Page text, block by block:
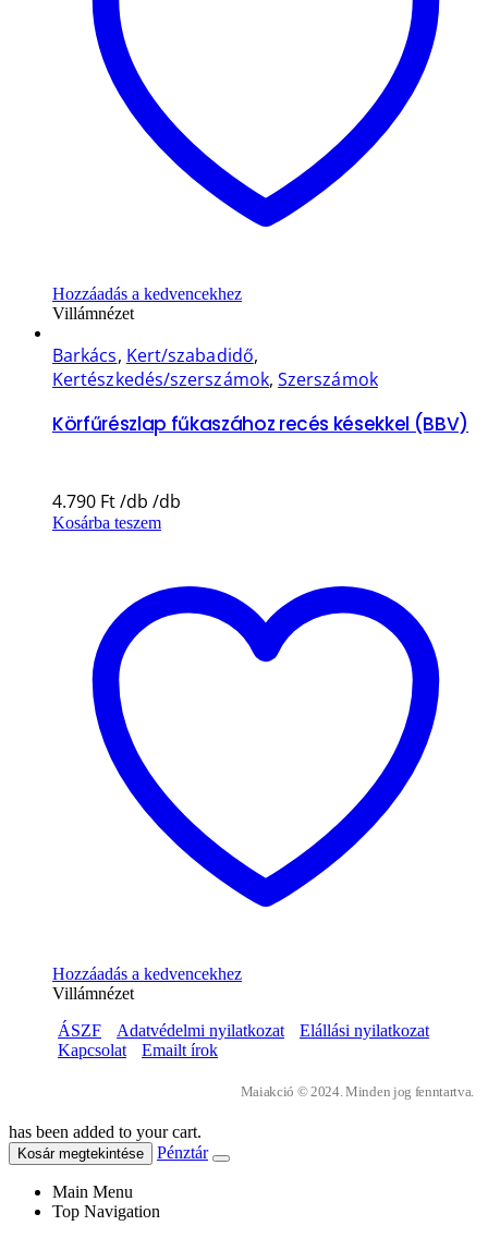
Hozzáadás a kedvencekhez
Villámnézet
Barkács, Kert/szabadidő,
Kertészkedés/szerszámok,Szerszámok
Körfűrészlap fűkaszához recés késekkel (BBV)
4.790 Ft
Kosárba teszem
Hozzáadás a kedvencekhez
Villámnézet
ÁSZF
Adatvédelmi nyilatkozat
Elállási nyilatkozat
Kapcsolat
Emailt írok
Maiakció © 2024. Minden jog fenntartva.
has been added to your cart.
Kosár megtekintése Pénztár
Main Menu
Top Navigation